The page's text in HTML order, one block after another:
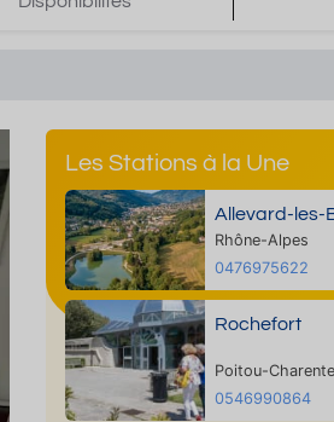
Les Stations à la Une
Allevard-les-
Rhône-Alpes
0476975622
Rochefort
Poitou-
0546990864